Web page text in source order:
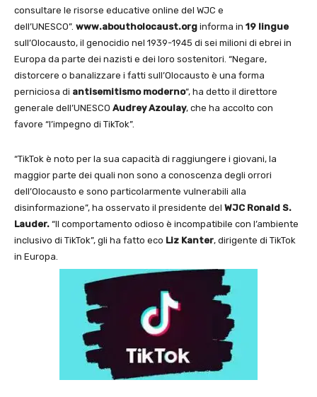
consultare le risorse educative online del WJC e
dell’UNESCO”. www.aboutholocaust.org informa in 19 lingue
sull’Olocausto, il genocidio nel 1939-1945 di sei milioni di ebrei in
Europa da parte dei nazisti e dei loro sostenitori. “Negare,
distorcere o banalizzare i fatti sull’Olocausto è una forma
perniciosa di antisemitismo moderno“, ha detto il direttore
generale dell’UNESCO Audrey Azoulay, che ha accolto con
favore “l’impegno di TikTok”.
“TikTok è noto per la sua capacità di raggiungere i giovani, la
maggior parte dei quali non sono a conoscenza degli orrori
dell’Olocausto e sono particolarmente vulnerabili alla
disinformazione”, ha osservato il presidente del WJC Ronald S.
Lauder. “Il comportamento odioso è incompatibile con l’ambiente
inclusivo di TikTok”, gli ha fatto eco Liz Kanter, dirigente di TikTok
in Europa.